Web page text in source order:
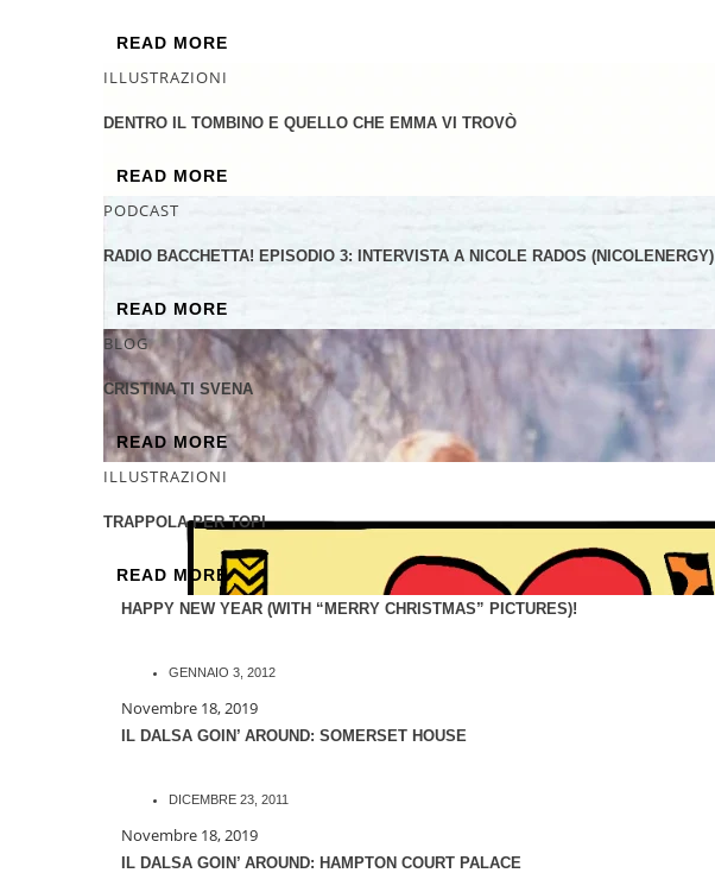
READ MORE
ILLUSTRAZIONI
DENTRO IL TOMBINO E QUELLO CHE EMMA VI TROVÒ
READ MORE
PODCAST
RADIO BACCHETTA! EPISODIO 3: INTERVISTA A NICOLE RADOS (NICOLENERGY)
READ MORE
BLOG
CRISTINA TI SVENA
READ MORE
ILLUSTRAZIONI
TRAPPOLA PER TOPI
READ MORE
HAPPY NEW YEAR (WITH “MERRY CHRISTMAS” PICTURES)!
GENNAIO 3, 2012
Novembre 18, 2019
IL DALSA GOIN’ AROUND: SOMERSET HOUSE
DICEMBRE 23, 2011
Novembre 18, 2019
IL DALSA GOIN’ AROUND: HAMPTON COURT PALACE